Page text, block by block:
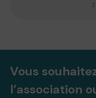
Vous
l’association